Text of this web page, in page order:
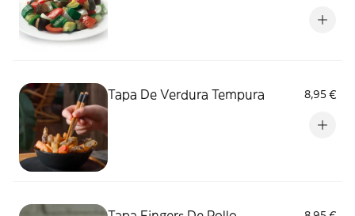
Tapa De Verdura Tempura 8,95 €